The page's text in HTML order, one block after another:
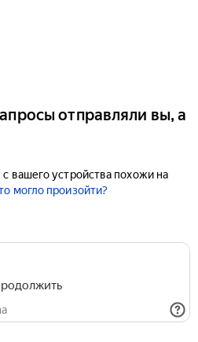
отправляли вы, а
вашего устройства похожи на
могло произойти?